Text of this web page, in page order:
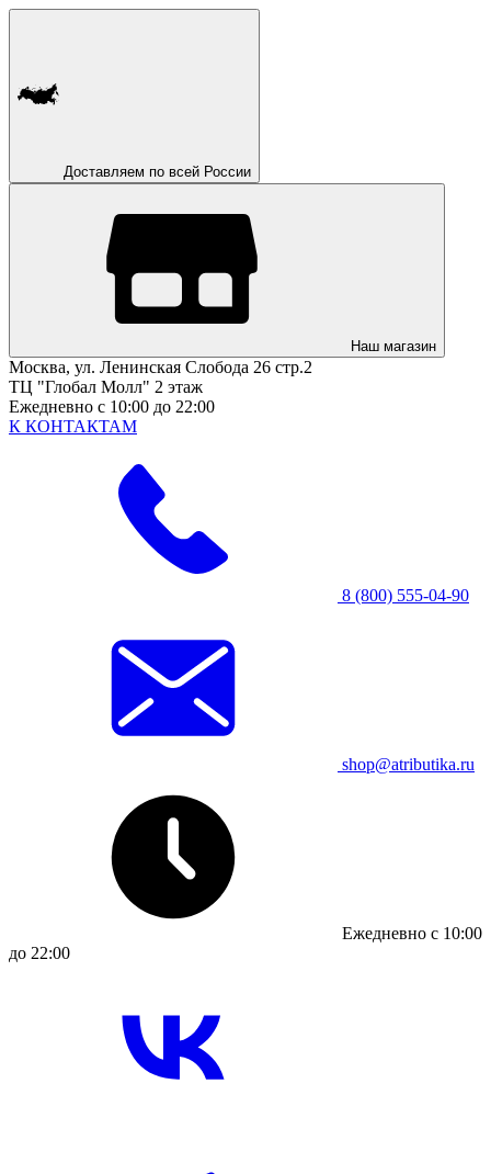
Доставляем по всей России
Наш магазин
Москва, ул. Ленинская Слобода 26 стр.2
ТЦ "Глобал Молл" 2 этаж
Ежедневно с 10:00 до 22:00
К КОНТАКТАМ
8 (800) 555-04-90
shop@atributika.ru
Ежедневно с 10:00
до 22:00